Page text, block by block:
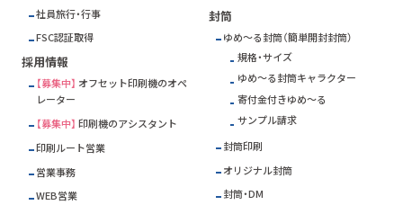
社員旅行・行事
FSC認証取得
採用情報
【募集中】 オフセット印刷機のオペ
レーター
【募集中】 印刷機のアシスタント
印刷ルート営業
営業事務
WEB営業
封筒
ゆめ～る封筒（簡単開封封筒）
規格・サイズ
ゆめ～る封筒キャラクター
寄付金付きゆめ～る
サンプル請求
封筒印刷
オリジナル封筒
封筒・DM